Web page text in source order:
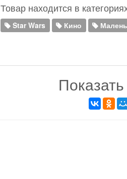
Товар находится в
Star Wars Кино